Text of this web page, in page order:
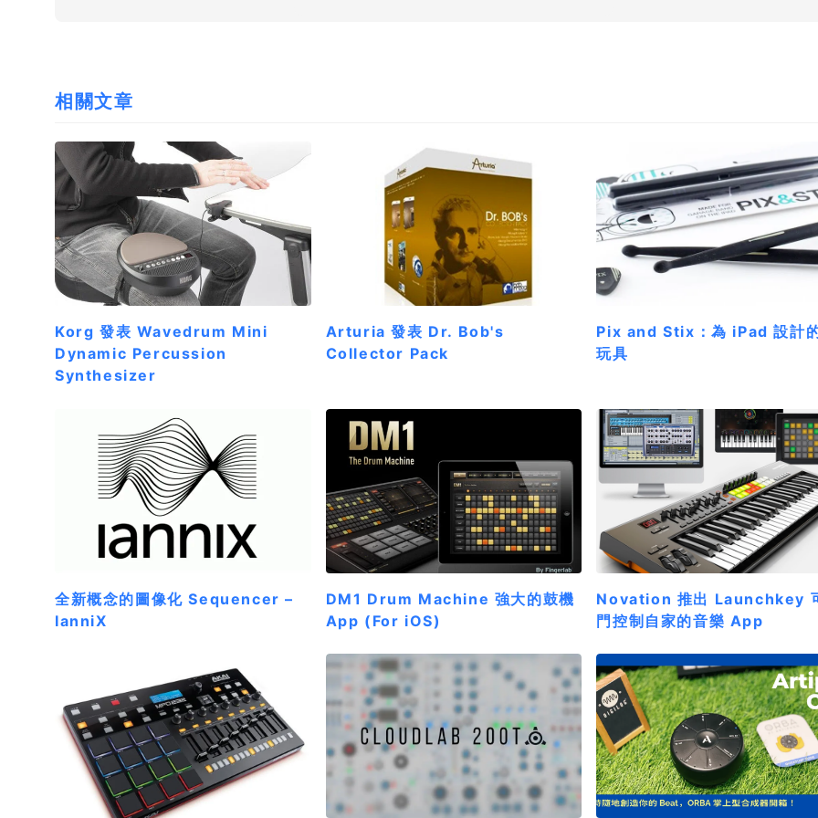
相關文章
Korg 發表 Wavedrum Mini
Dynamic Percussion
Synthesizer
Arturia 發表 Dr. Bob's
Collector Pack
Pix and Stix：為 iPad 設計
玩具
全新概念的圖像化 Sequencer –
IanniX
DM1 Drum Machine 強大的鼓機
App (For iOS)
Novation 推出 Launchkey
門控制自家的音樂 App